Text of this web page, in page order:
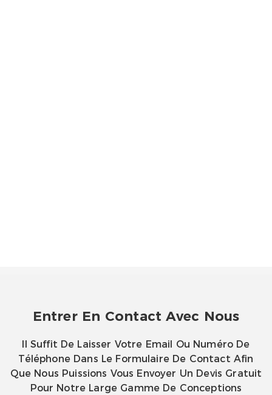
Entrer En Contact Avec Nous
Il Suffit De Laisser Votre Email Ou Numéro De
Téléphone Dans Le Formulaire De Contact Afin
Que Nous Puissions Vous Envoyer Un Devis Gratuit
Pour Notre Large Gamme De Conceptions